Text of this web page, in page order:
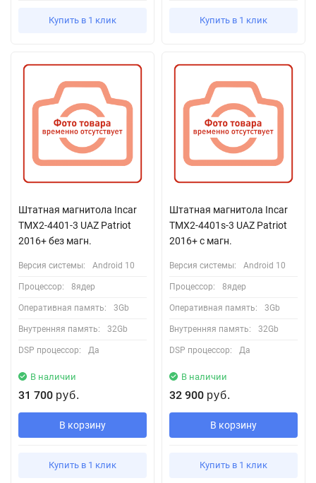
Купить в 1 клик Купить в 1 клик
Штатная магнитола Incar
TMX2-4401-3 UAZ Patriot
2016+ без магн.
Версия системы: Android 10
Процессор: 8ядер
Оперативная память: 3Gb
Внутренняя память: 32Gb
DSP процессор: Да
В наличии
31 700 руб.
В корзину
Купить в 1 клик
Штатная магнитола Incar
TMX2-4401s-3 UAZ Patriot
2016+ с магн.
Версия системы: Android 10
Процессор: 8ядер
Оперативная память: 3Gb
Внутренняя память: 32Gb
DSP процессор: Да
В наличии
32 900 руб.
В корзину
Купить в 1 клик